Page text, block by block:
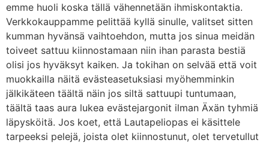
emme huoli koska tällä vähennetään ihmiskontaktia.
Verkkokauppamme pelittää kyllä sinulle, valitset sitten
kumman hyvänsä vaihtoehdon, mutta jos sinua meidän
toiveet sattuu kiinnostamaan niin ihan parasta bestiä
olisi jos hyväksyt kaiken. Ja tokihan on selvää että voit
muokkailla näitä evästeasetuksiasi myöhemminkin
jälkikäteen täältä näin jos siltä sattuupi tuntumaan,
täältä taas aura lukea evästejargonit ilman Äxän tyhmiä
läpysköitä. Jos koet, että Lautapeliopas ei käsittele
tarpeeksi pelejä, joista olet kiinnostunut, olet tervetullut